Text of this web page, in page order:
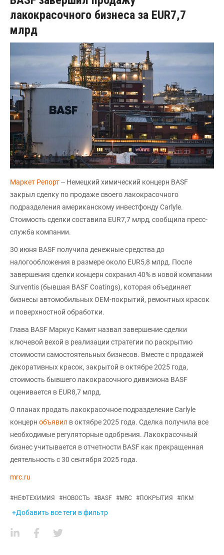
лакокрасочного бизнеса за EUR7,7
млрд
Маркет Репорт-- Немецкий химический концерн BASF
закрыл сделку по продаже своего лакокрасочного
подразделения американскому инвестфонду Carlyle.
Стоимость сделки составила EUR7,7 млрд, сообщила пресс-
служба компании.
30 июня BASF получила денежные средства до
налогообложения в размере около EUR5,8 млрд. После
завершения сделки концерн сохранил 40% в новой компании
Surventis (бывшая BASF Coatings), которая объединяет
бизнесы автомобильных OEM-покрытий, ремонтных красок
и поверхностной обработки.
Глава BASF Маркус Камит назвал завершение сделки
ключевой вехой в реализации стратегии по раскрытию
стоимости самостоятельных бизнесов. Вместе с продажей
декоративных красок, закрытой в октябре 2025 года,
стоимость бывшего лакокрасочного дивизиона BASF
оценивается в EUR8,7 млрд.
О планах продать лакокрасочное подразделение Carlyle
концерн объявил в октябре 2025 года. Сделка получила все
необходимые регуляторные одобрения. Лакокрасочный
бизнес учитывается в отчетности BASF как прекращенная
деятельность с 30 сентября 2025 года.
mrc.ru
#НЕФТЕХИМИЯ #НОВОСТЬ #BASF #MRC #ПОКРЫТИЯ #ЛКМ
+Добавить все теги в фильтр